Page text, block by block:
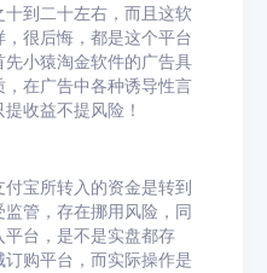
到二十左右，而且这软
很后悔，都是这个平台
小猿淘金软件的广告具
在广告中各种诱导性言
收益不提风险！
宝所转入的资金是转到
管，存在挪用风险，同
台，是不是实盘都存
购平台，而实际操作是